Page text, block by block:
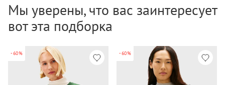
Мы уверены, что вас заинтересует
вот эта подборка
-60% -60%